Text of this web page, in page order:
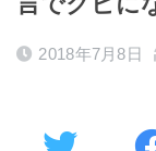
2018年7月8日